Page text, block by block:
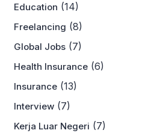
Education (14)
Freelancing (8)
Global Jobs (7)
Health Insurance (6)
Insurance (13)
Interview (7)
Kerja Luar Negeri (7)